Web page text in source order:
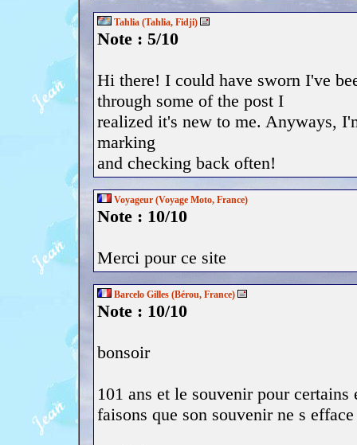
Tahlia (Tahlia, Fidji)
Note : 5/10
Hi there! I could have sworn I've
through some of the post I
realized it's new to me. Anyways,
marking
and checking back often!
Voyageur (Voyage Moto, France)
Note : 10/10
Merci pour ce site
Barcelo Gilles (Bérou, France)
Note : 10/10
bonsoir
101 ans et le souvenir pour certains
faisons que son souvenir ne s